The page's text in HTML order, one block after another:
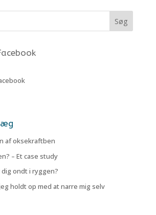
af oksekraftben
– Et case study
ondt i ryggen?
holdt op med at narre mig selv